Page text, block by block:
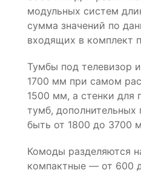
модульных систем
сумма значений по
входящих в комплект
Тумбы под телевизор
1700 мм при самом
1500 мм, а стенки для
тумб,
быть от 1800 до 3700
Комоды разделяются
компактные — от 600